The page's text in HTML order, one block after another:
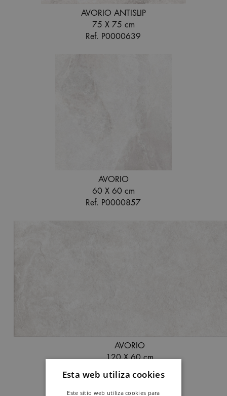
AVORIO ANTISLIP
75 X 75 cm
Ref. P0000639
AVORIO
60 X 60 cm
Ref. P0000857
AVORIO
120 X 60 cm
Esta web utiliza cookies
Este sitio web utiliza cookies para